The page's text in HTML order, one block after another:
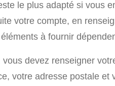
le plus adapté si vous
votre compte, en
à fournir
vous devez renseigner
votre adresse postale et